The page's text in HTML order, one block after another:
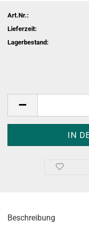
Art.Nr.:
Lieferzeit:
Lagerbestand:
Beschreibung